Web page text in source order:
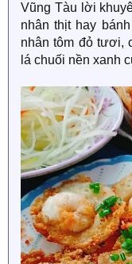
Vũng Tàu lời
nhân thịt hay
nhân tôm đỏ tươi,
lá chuối nền xanh